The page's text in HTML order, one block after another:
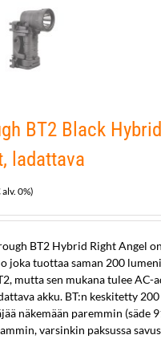
BT2 Black
ladattava
alv. 0%)
BT2 Hybrid Right Angel on
joka tuottaa saman 200
mutta sen mukana tulee AC-
akku. BT:n keskitetty
näkemään paremmin (säde
varsinkin paksussa